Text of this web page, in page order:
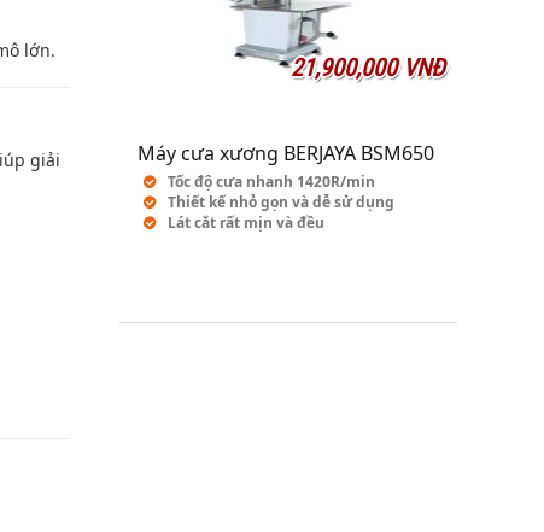
21,900,000 VNĐ
Máy cưa xương BERJAYA BSM650
Tốc độ cưa nhanh 1420R/min
Thiết kế nhỏ gọn và dễ sử dụng
Lát cắt rất mịn và đều
lớn.
giải